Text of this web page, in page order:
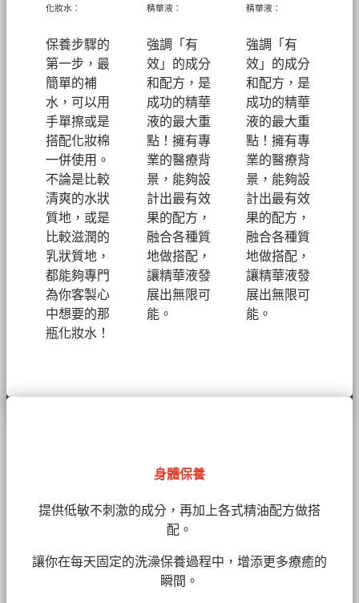
化妝水：
保養步驟的
第一步，最
簡單的補
水，可以用
手單擦或是
搭配化妝棉
一併使用。
不論是比較
清爽的水狀
質地，或是
比較滋潤的
乳狀質地，
都能夠專門
為你客製心
中想要的那
瓶化妝水！
精華液：
強調「有
效」的成分
和配方，是
成功的精華
液的最大重
點！擁有專
業的醫療背
景，能夠設
計出最有效
果的配方，
融合各種質
地做搭配，
讓精華液發
展出無限可
能。
精華液：
強調「有
效」的成分
和配方，是
成功的精華
液的最大重
點！擁有專
業的醫療背
景，能夠設
計出最有效
果的配方，
融合各種質
地做搭配，
讓精華液發
展出無限可
能。
身體保養
提供低敏不刺激的成分，再加上各式精油配方做搭
配。
讓你在每天固定的洗澡保養過程中，增添更多療癒的
瞬間。